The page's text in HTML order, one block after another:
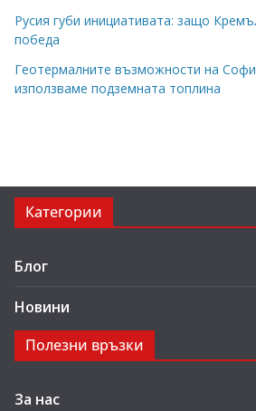
Русия губи инициативата: защо
победа
Геотермалните възможности на
използваме подземната топлина
Категории
Блог
Новини
Полезни връзки
За нас